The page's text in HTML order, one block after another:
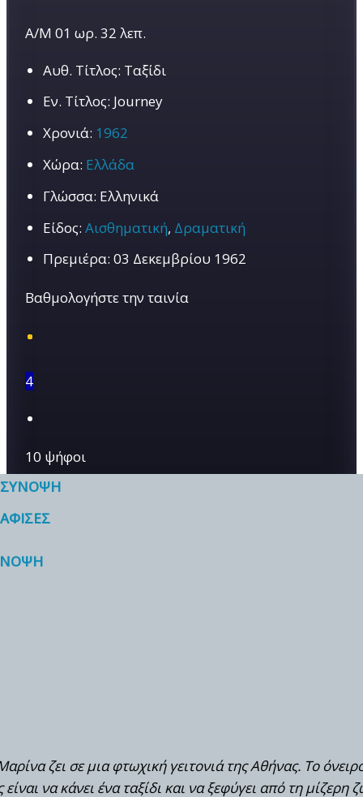
Α/Μ 01 ωρ. 32 λεπ.
Αυθ. Τίτλος: Ταξίδι
Εν. Τίτλος: Journey
Χρονιά: 1962
Χώρα: Ελλάδα
Γλώσσα: Ελληνικά
Είδος: Αισθηματική, Δραματική
Πρεμιέρα: 03 Δεκεμβρίου 1962
Βαθμολογήστε την ταινία
4
10 ψήφοι
ΣΥΝΟΨΗ
ΑΦΙΣΕΣ
ζει σε μια φτωχική γειτονιά της Αθήνας. Το
είναι να κάνει ένα ταξίδι και να ξεφύγει από τη μίζερη